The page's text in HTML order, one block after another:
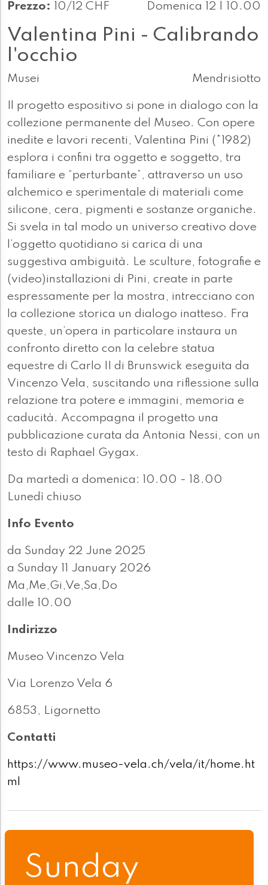
Prezzo: 10/12 CHF Domenica 12 | 10.00
Valentina Pini - Calibrando
l'occhio
Musei Mendrisiotto
Il progetto espositivo si pone in dialogo con la
collezione permanente del Museo. Con opere
inedite e lavori recenti, Valentina Pini (*1982)
esplora i confini tra oggetto e soggetto, tra
familiare e “perturbante”, attraverso un uso
alchemico e sperimentale di materiali come
silicone, cera, pigmenti e sostanze organiche.
Si svela in tal modo un universo creativo dove
l’oggetto quotidiano si carica di una
suggestiva ambiguità. Le sculture, fotografie e
(video)installazioni di Pini, create in parte
espressamente per la mostra, intrecciano con
la collezione storica un dialogo inatteso. Fra
queste, un’opera in particolare instaura un
confronto diretto con la celebre statua
equestre di Carlo II di Brunswick eseguita da
Vincenzo Vela, suscitando una riflessione sulla
relazione tra potere e immagini, memoria e
caducità. Accompagna il progetto una
pubblicazione curata da Antonia Nessi, con un
testo di Raphael Gygax.
Da martedì a domenica: 10.00 - 18.00
Lunedì chiuso
Info Evento
da Sunday 22 June 2025
a Sunday 11 January 2026
Ma,Me,Gi,Ve,Sa,Do
dalle 10.00
Indirizzo
Museo Vincenzo Vela
Via Lorenzo Vela 6
6853, Ligornetto
Contatti
https://www.museo-vela.ch/vela/it/home.ht
ml
Sunday